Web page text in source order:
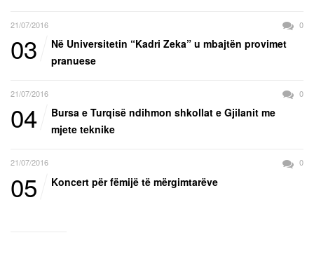
21/07/2016 0
03
Në Universitetin “Kadri Zeka” u mbajtën provimet
pranuese
21/07/2016 0
04
Bursa e Turqisë ndihmon shkollat e Gjilanit me
mjete teknike
21/07/2016 0
05 Koncert për fëmijë të mërgimtarëve